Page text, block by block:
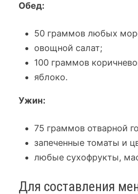
Обед:
50 граммов любых
овощной салат;
100 граммов
яблоко.
Ужин:
75 граммов отварной
запеченные томаты и
любые сухофрукты,
Для составления